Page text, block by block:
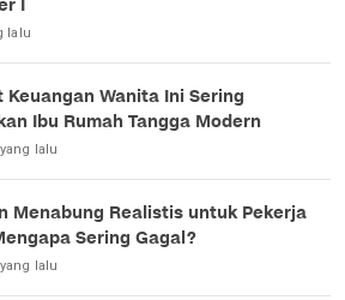
I
lalu
Keuangan Wanita Ini Sering
Ibu Rumah Tangga Modern
lalu
Menabung Realistis untuk Pekerja
Sering Gagal?
lalu